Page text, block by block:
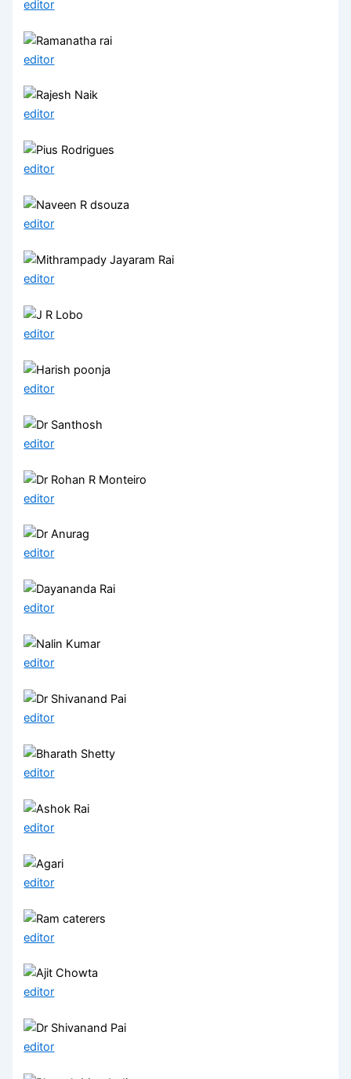
editor
editor
editor
editor
editor
editor
editor
editor
editor
editor
editor
editor
editor
editor
editor
editor
editor
editor
editor
editor